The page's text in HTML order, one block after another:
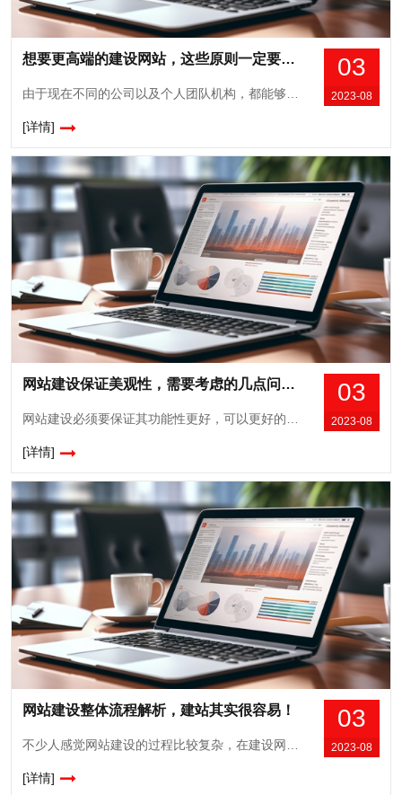
03
2023-08
想要更高端的建设网站，这些原则一定要坚持！
由于现在不同的公司以及个人团队机构，都能够认识到在互联网领域中竞争的优势，所以大家纷纷开始建设属于自己的网站，目的就是为了争取更多的线上资源，结合线下的宣传和推广，自然就会带来更好的发展和竞争优势，由于大家都在争先恐后的建设网站，所以网站之间的竞争也开始更激烈，如果想让自己网站更高端脱颖而出，就是要坚持下面这些原则。1...
[详情]
03
2023-08
网站建设保证美观性，需要考虑的几点问题！
网站建设必须要保证其功能性更好，可以更好的符合大众浏览需求，当然需要注意其美观性，只有这样才会让大家打开网站的第一印象更好，这对于网站推广优化也具有很好的优势，所以在网站建设过程中，建议大家需要考量下面这几点问题，不仅让网站建设效果更完美，还是要美观大气的效果得到凸显，自然就会在众多网站中得到更好的竞争优势。1、必须选...
[详情]
03
2023-08
网站建设整体流程解析，建站其实很容易！
[详情]